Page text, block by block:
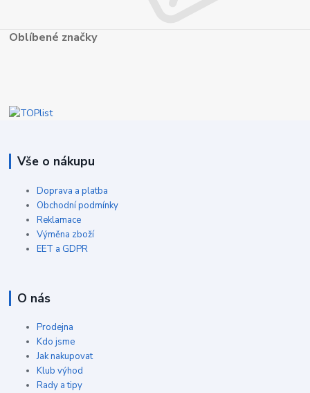
Oblíbené značky
Vše o nákupu
Doprava a platba
Obchodní podmínky
Reklamace
Výměna zboží
EET a GDPR
O nás
Prodejna
Kdo jsme
Jak nakupovat
Klub výhod
Rady a tipy